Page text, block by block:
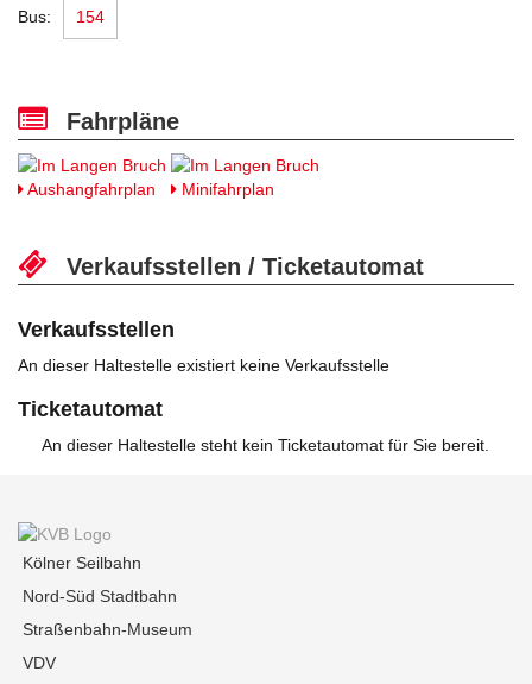
Bus: 154
Fahrpläne
Aushangfahrplan Minifahrplan
Verkaufsstellen / Ticketautomat
Verkaufsstellen
An dieser Haltestelle existiert keine Verkaufsstelle
Ticketautomat
An dieser Haltestelle steht kein Ticketautomat für Sie bereit.
Kölner Seilbahn
Nord-Süd Stadtbahn
Straßenbahn-Museum
VDV